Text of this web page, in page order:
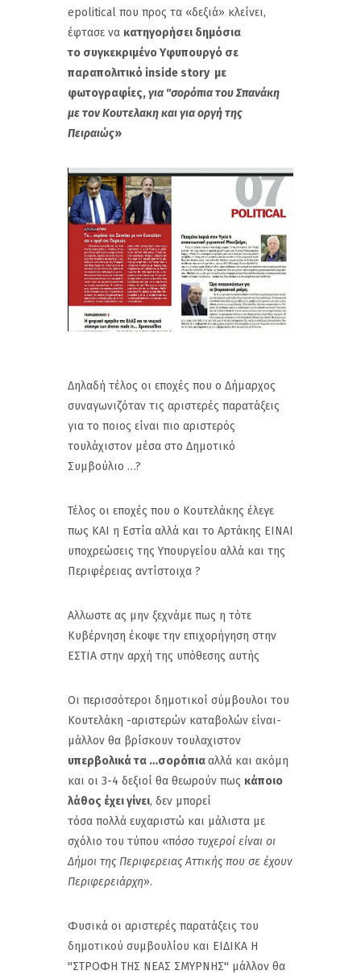
epolitical που προς τα «δεξιά» κλείνει,
έφτασε να κατηγορήσει δημόσια
το συγκεκριμένο Yφυπουργό σε
παραπολιτικό inside story με
φωτογραφίες,για "σορόπια του Σπανάκη
με τον Κουτελακη και για οργή της
Πειραιώς»
Δηλαδή τέλος οι εποχές που ο Δήμαρχος
συναγωνιζόταν τις αριστερές παρατάξεις
για το ποιος είναι πιο αριστερός
τουλάχιστον μέσα στο Δημοτικό
Συμβούλιο …?
Τέλος οι εποχές που ο Κουτελάκης έλεγε
πως ΚΑΙ η Εστία αλλά και το Αρτάκης ΕΙΝΑΙ
υποχρεώσεις της Υπουργείου αλλά και της
Περιφέρειας αντίστοιχα ?
Αλλωστε ας μην ξεχνάμε πως η τότε
Κυβέρνηση έκοψε την επιχορήγηση στην
ΕΣΤΙΑ στην αρχή της υπόθεσης αυτής
Οι περισσότεροι δημοτικοί σύμβουλοι του
Κουτελάκη -αριστερών καταβολών είναι-
μάλλον θα βρίσκουν τουλαχιστον
υπερβολικά τα …σορόπιααλλά και ακόμη
και οι 3-4 δεξιοί θα θεωρούν πως κάποιο
λάθος έχει γίνει, δεν μπορεί
τόσα πολλά ευχαριστώ και μάλιστα με
σχόλιο του τύπου «πόσο τυχεροί είναι οι
Δήμοι της Περιφερειας Αττικής που σε έχουν
Περιφερειάρχη».
Φυσικά οι αριστερές παρατάξεις του
δημοτικού συμβουλίου και ΕΙΔΙΚΑ Η
''ΣΤΡΟΦΗ ΤΗΣ ΝΕΑΣ ΣΜΥΡΝΗΣ'' μάλλον θα